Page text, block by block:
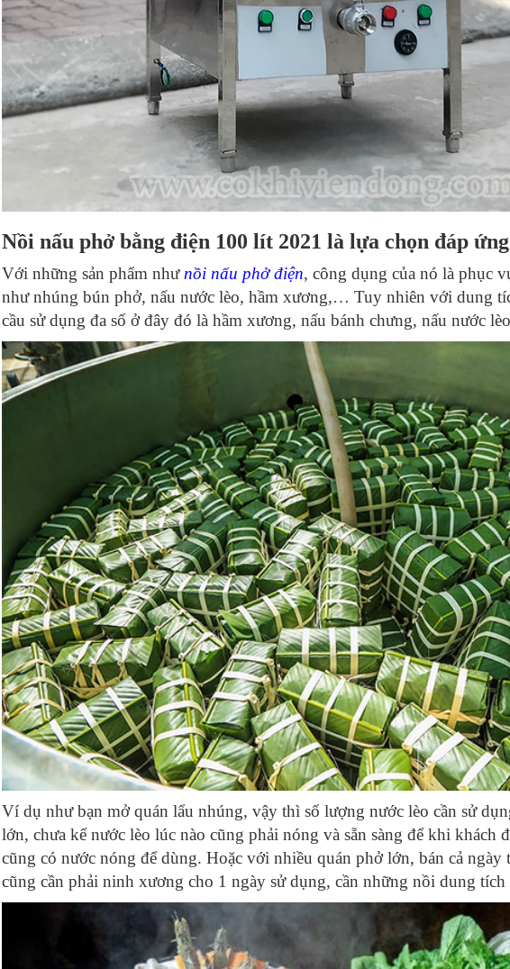
30-Nồi nấu phở chung bệ
31-Nồi nấu phở 3 ngăn
32 -
Nồi nấu phở 250 lít
33-Nồi nấu phở bằng điện 200 lít
Nồi nấu phở inox bằng điện
- Nồi nấu phở bằng điện
Nồi nấu phở bằng điện 100 lít 2021 là lựa chọn đáp
Với những sản phẩm như nồi nấu phở điện, công dụng của nó là phục
như nhúng bún phở, nấu nước lèo, hầm xương,… Tuy nhiên với dung
cầu sử dụng đa số ở đây đó là hầm xương, nấu bánh chưng, nấu nước
Ví dụ như bạn mở quán lẩu nhúng, vậy thì số lượng nước lèo cần sử
lớn, chưa kể nước lèo lúc nào cũng phải nóng và sẵn sàng để khi khách
cũng có nước nóng để dùng. Hoặc với nhiều quán phở lớn, bán cả ngày
cũng cần phải ninh xương cho 1 ngày sử dụng, cần những nồi dung tích